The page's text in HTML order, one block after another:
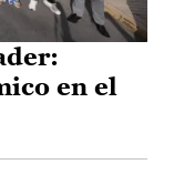
en el